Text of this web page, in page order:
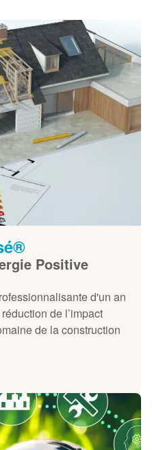
Positive
d'un an
de l’impact
de la construction